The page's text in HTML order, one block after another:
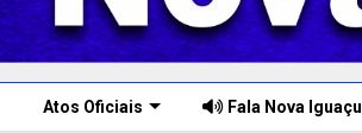
Atos Oficiais Fala Nova Iguaçu